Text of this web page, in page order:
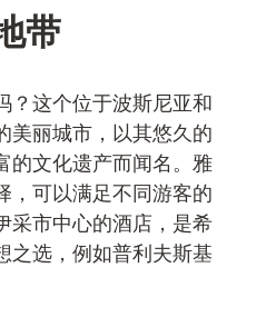
带
？这个位于波斯尼亚和
美丽城市，以其悠久的
的文化遗产而闻名。雅
，可以满足不同游客的
采市中心的酒店，是希
之选，例如普利夫斯基